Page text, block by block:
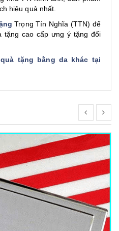
hiệu quả nhất.
Trọng Tín Nghĩa (TTN) để
tặng cao cấp ưng ý tặng đối
tặng bằng da khác tại